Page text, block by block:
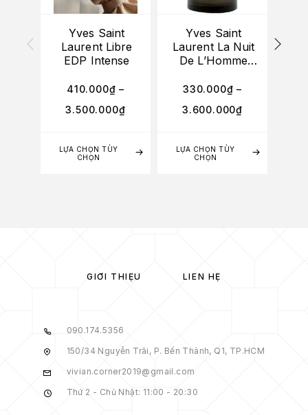
LỰA CHỌN TÙY
CHỌN
Yves Saint
Laurent Libre
EDP Intense
410.000₫ –
3.500.000₫
LỰA CHỌN TÙY
CHỌN
Yves Saint
Laurent La Nuit
De L’Homme
330.000₫ –
3.600.000₫
GIỚI THIỆU LIÊN HỆ
090.174.5356
150/34 Nguyễn Trãi, P. Bến Thành, Q1, TP.HCM
vivian.corner2019@gmail.com
Thứ 2 - Chủ Nhật: 11:00 - 20:30